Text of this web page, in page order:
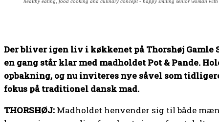
Der bliver igen liv i køkkenet på Thorshøj Gamle
en gang står klar med madholdet Pot & Pande.
opbakning, og nu inviteres nye såvel som
fokus på traditionel dansk mad.
THORSHØJ: Madholdet henvender sig til både